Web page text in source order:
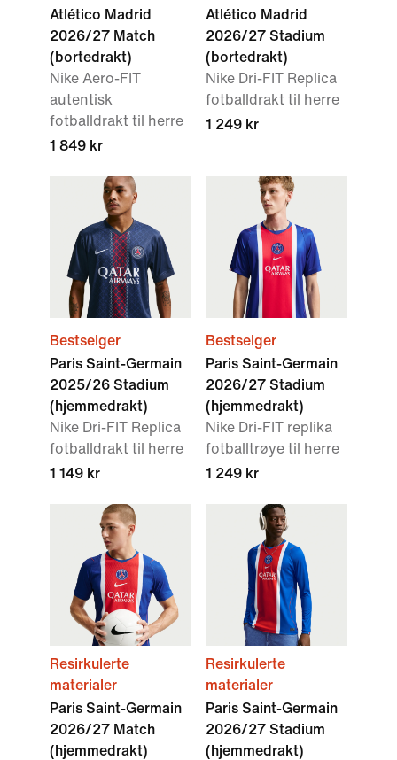
Atlético Madrid
2026/27 Match
(bortedrakt)
Nike Aero-FIT
autentisk
fotballdrakt til herre
1 849 kr
Atlético Madrid
2026/27 Stadium
(bortedrakt)
Nike Dri-FIT Replica
fotballdrakt til herre
1 249 kr
Bestselger
Paris Saint-Germain
2025/26 Stadium
(hjemmedrakt)
Nike Dri-FIT Replica
fotballdrakt til herre
1 149 kr
Bestselger
Paris Saint-Germain
2026/27 Stadium
(hjemmedrakt)
Nike Dri-FIT replika
fotballtrøye til herre
1 249 kr
Resirkulerte
materialer
Paris Saint-Germain
2026/27 Match
(hjemmedrakt)
Resirkulerte
materialer
Paris Saint-Germain
2026/27 Stadium
(hjemmedrakt)